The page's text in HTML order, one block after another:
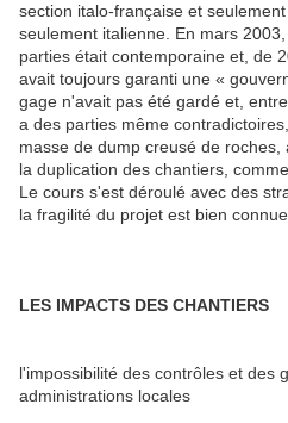
section italo-française et
seulement italienne. En mars
parties était contemporaine et, de
avait toujours garanti une «
gage n'avait pas été gardé et,
a des parties même
masse de dump creusé de
la duplication des chantiers,
Le cours s'est déroulé avec des
la fragilité du projet est bien
LES IMPACTS DES CHANTIERS
l'impossibilité des contrôles et des
administrations locales